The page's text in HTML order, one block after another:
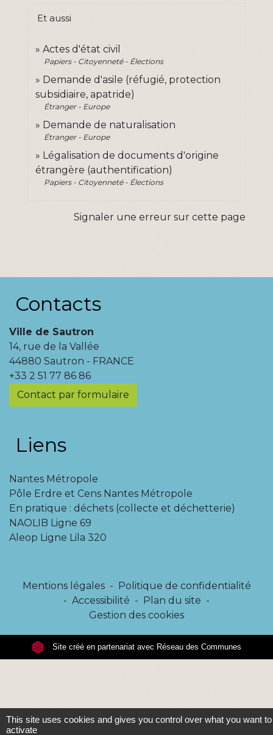
Et aussi
Actes d'état civil
Papiers - Citoyenneté - Élections
Demande d'asile (réfugié, protection
subsidiaire, apatride)
Étranger - Europe
Demande de naturalisation
Étranger - Europe
Légalisation de documents d'origine
étrangère (authentification)
Papiers - Citoyenneté - Élections
Signaler une erreur sur cette page
Contacts
Ville de Sautron
14, rue de la Vallée
44880 Sautron - FRANCE
+33 2 51 77 86 86
Contact par formulaire
Liens
Nantes Métropole
Pôle Erdre et Cens Nantes Métropole
En pratique : déchets (collecte et déchetterie)
NAOLIB Ligne 69
Aleop Ligne Lila 320
Mentions légales - Politique de confidentialité
- Accessibilité - Plan du site -
Gestion des cookies
Site créé en partenariat avec Réseau des Communes
This site uses cookies and gives you control over what you want to
activate